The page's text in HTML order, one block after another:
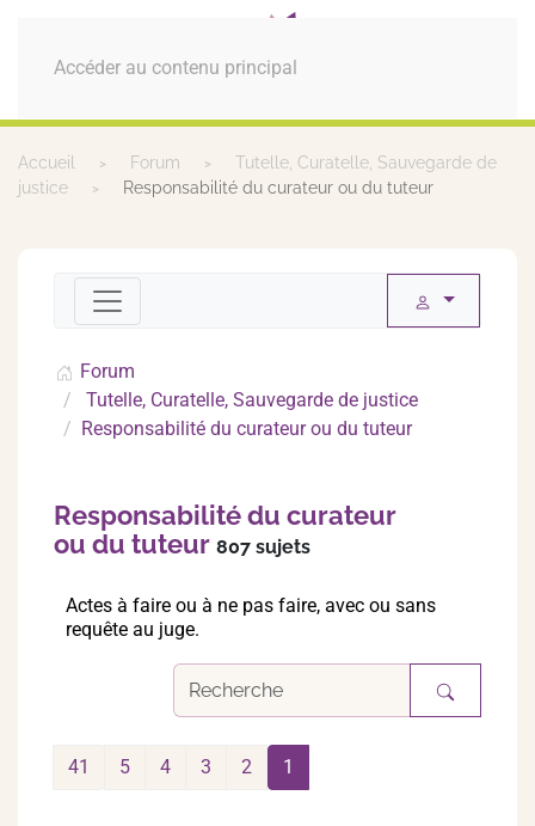
Accéder au contenu principal
MENU
Accueil Forum
Tutelle, Curatelle, Sauvegarde de
justice
Responsabilité du curateur ou du tuteur
Forum
Tutelle, Curatelle, Sauvegarde de justice
Responsabilité du curateur ou du tuteur
Responsabilité du curateur
ou du tuteur 807 sujets
Actes à faire ou à ne pas faire, avec ou sans
requête au juge.
1
2
3
4
5
41